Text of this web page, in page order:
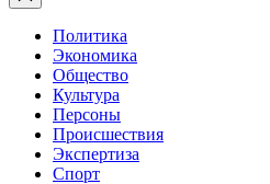
Политика
Экономика
Общество
Культура
Персоны
Происшествия
Экспертиза
Спорт